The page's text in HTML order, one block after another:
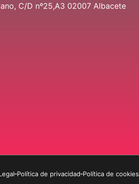
C/D nº25,A3 02007 Albacete
Política de privacidad Política de cookies